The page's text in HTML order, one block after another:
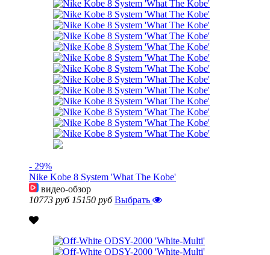
- 29%
Nike Kobe 8 System 'What The Kobe'
видео-обзор
10773 руб 15150 руб Выбрать